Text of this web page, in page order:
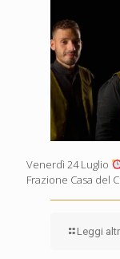
Venerdì 24 Luglio
Frazione Casa del
Leggi